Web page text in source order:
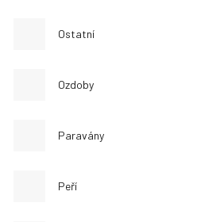
Ostatní
Ozdoby
Paravány
Peří